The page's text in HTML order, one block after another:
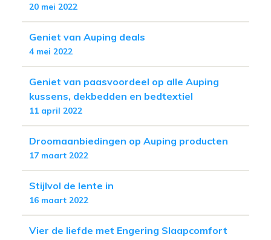
20 mei 2022
Geniet van Auping deals
4 mei 2022
Geniet van paasvoordeel op alle Auping
kussens, dekbedden en bedtextiel
11 april 2022
Droomaanbiedingen op Auping producten
17 maart 2022
Stijlvol de lente in
16 maart 2022
Vier de liefde met Engering Slaapcomfort